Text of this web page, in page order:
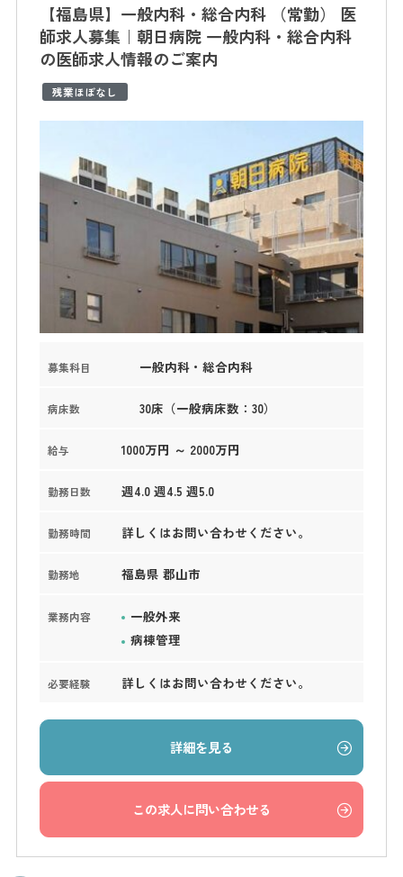
【福島県】一般内科・総合内科 （常勤） 医
師求人募集｜朝日病院 一般内科・総合内科
の医師求人情報のご案内
残業ほぼなし
募集科目 一般内科・総合内科
病床数 30床（一般病床数：30）
給与 1000万円 ～ 2000万円
勤務日数 週4.0 週4.5 週5.0
勤務時間 詳しくはお問い合わせください。
勤務地 福島県 郡山市
業務内容
一般外来
病棟管理
必要経験 詳しくはお問い合わせください。
詳細を見る
この求人に問い合わせる